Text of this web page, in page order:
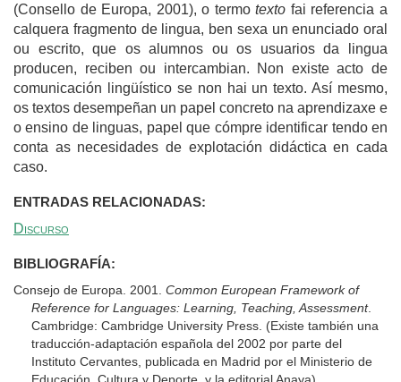
(Consello de Europa, 2001), o termotexto fai referencia a
calquera fragmento de lingua, ben sexa un enunciado oral
ou escrito, que os alumnos ou os usuarios da lingua
producen, reciben ou intercambian. Non existe acto de
comunicación lingüístico se non hai un texto. Así mesmo,
os textos desempeñan un papel concreto na aprendizaxe e
o ensino de linguas, papel que cómpre identificar tendo en
conta as necesidades de explotación didáctica en cada
caso.
ENTRADAS RELACIONADAS:
Discurso
BIBLIOGRAFÍA:
Consejo de Europa. 2001. Common European Framework of
Reference for Languages: Learning, Teaching, Assessment.
Cambridge: Cambridge University Press. (Existe también una
traducción-adaptación española del 2002 por parte del
Instituto Cervantes, publicada en Madrid por el Ministerio de
Educación, Cultura y Deporte, y la editorial Anaya).